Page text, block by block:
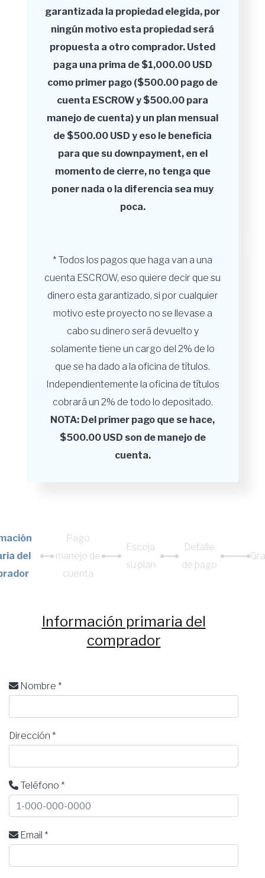
garantizada la propiedad elegida, por
ningún motivo esta propiedad será
propuesta a otro comprador. Usted
paga una prima de $1,000.00 USD
como primer pago ($500.00 pago de
cuenta ESCROW y $500.00 para
manejo de cuenta) y un plan mensual
de $500.00 USD y eso le beneficia
para que su downpayment, en el
momento de cierre, no tenga que
poner nada o la diferencia sea muy
poca.
* Todos los pagos que haga van a una
cuenta ESCROW, eso quiere decir que su
dinero esta garantizado, si por cualquier
motivo este proyecto no se llevase a
cabo su dinero será devuelto y
solamente tiene un cargo del 2% de lo
que se ha dado a la oficina de títulos.
Independientemente la oficina de títulos
cobrará un 2% de todo lo depositado.
NOTA: Del primer pago que se hace,
$500.00 USD son de manejo de
cuenta.
del
Pago
manejo de
cuenta
Escoja
su plan
Detalle
de pago
Información primaria del
comprador
Nombre *
Dirección *
Teléfono *
Email *